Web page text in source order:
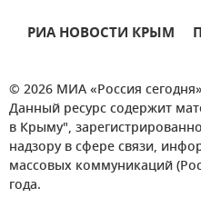
РИА НОВОСТИ КРЫМ
© 2026 МИА «Россия сегодня»
Данный ресурс содержит
в Крыму",
надзору в сфере связи,
массовых коммуникаций
года.